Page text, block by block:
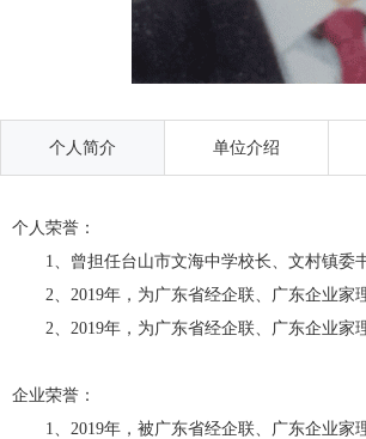
个人简介 单位介绍
个人荣誉：
1、曾担任台山市文海中学校长、文村镇委
2、2019年，为广东省经企联、广东企业家
2、2019年，为广东省经企联、广东企业家理
企业荣誉：
1、2019年，被广东省经企联、广东企业家